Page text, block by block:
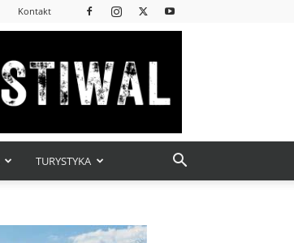
Kontakt
TURYSTYKA